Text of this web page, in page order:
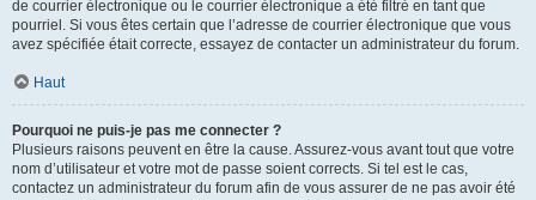
de courrier électronique ou le courrier électronique a été filtré en tant que
pourriel. Si vous êtes certain que l’adresse de courrier électronique que vous
avez spécifiée était correcte, essayez de contacter un administrateur du forum.
Haut
Pourquoi ne puis-je pas me connecter ?
Plusieurs raisons peuvent en être la cause. Assurez-vous avant tout que votre
nom d’utilisateur et votre mot de passe soient corrects. Si tel est le cas,
contactez un administrateur du forum afin de vous assurer de ne pas avoir été